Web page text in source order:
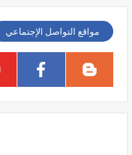
مواقع التواصل الإجتماعي